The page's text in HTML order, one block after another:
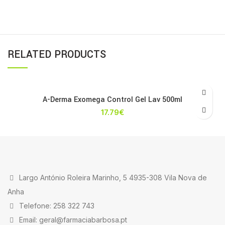
RELATED PRODUCTS
A-Derma Exomega Control Gel Lav 500ml
17.79€
Largo António Roleira Marinho, 5 4935-308 Vila Nova de
Anha
Telefone: 258 322 743
Email: geral@farmaciabarbosa.pt